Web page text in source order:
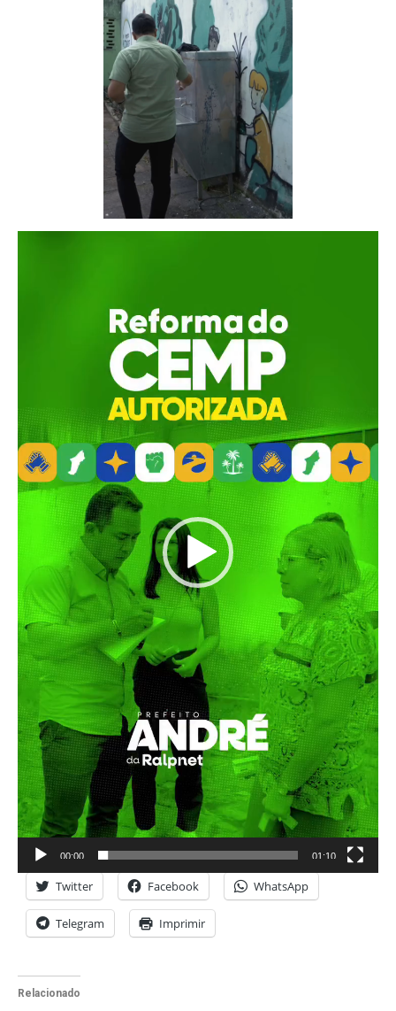
00:00 01:10
Twitter Facebook WhatsApp
Telegram Imprimir
Relacionado